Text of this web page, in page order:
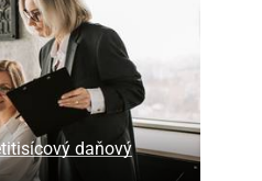
daňový